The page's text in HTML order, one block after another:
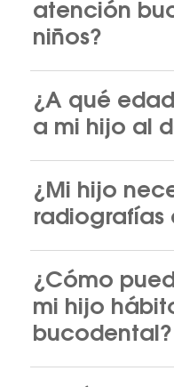
atención
niños?
¿A qué
a mi hijo al
¿Mi hijo
radiografías
¿Cómo
mi hijo
bucodental?